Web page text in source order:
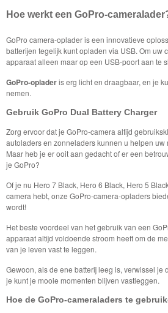
Hoe werkt een GoPro-
GoPro camera-oplader is een innovatieve
batterijen tegelijk kunt opladen via USB. Om uw
apparaat alleen maar op een USB-poort aan te
GoPro-opladeris erg licht en draagbaar, en je
nemen.
Gebruik GoPro Dual Battery Charger
Zorg ervoor dat je GoPro-camera altijd
autoladers en zonneladers kunnen u helpen uw
Maar heb je er ooit aan gedacht of er een
je GoPro?
Of je nu Hero 7 Black, Hero 6 Black, Hero 5
camera hebt, onze GoPro-camera-opladers
wordt!
Het beste voordeel van het gebruik van een
apparaat altijd voldoende stroom heeft om de
van je leven vast te leggen.
Gewoon, als de ene batterij leeg is, verwissel je
je kunt je mooie momenten blijven vastleggen.
Hoe de GoPro-cameraladers te